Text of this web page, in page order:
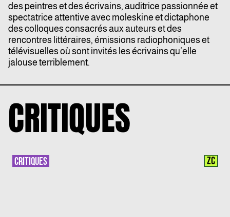
des peintres et des écrivains, auditrice passionnée et
spectatrice attentive avec moleskine et dictaphone
des colloques consacrés aux auteurs et des
rencontres littéraires, émissions radiophoniques et
télévisuelles où sont invités les écrivains qu’elle
jalouse terriblement.
CRITIQUES
CRITIQUES ZC